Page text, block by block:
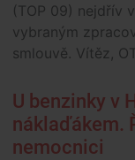
(TOP 09) nejdřív
vybraným
smlouvě. Vítěz,
U benzinky v
náklaďákem.
nemocnici